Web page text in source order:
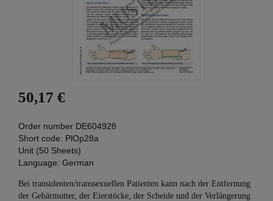
50,17 €
Order number DE604928
Short code: PlOp28a
Unit (50 Sheets)
Language: German
Bei transidenten/transsexuellen Patienten kann nach der Entfernung
der Gebärmutter, der Eierstöcke, der Scheide und der Verlängerung